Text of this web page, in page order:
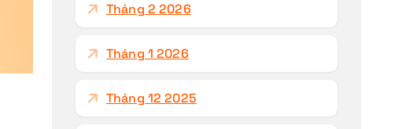
Tháng 2 2026
Tháng 1 2026
Tháng 12 2025